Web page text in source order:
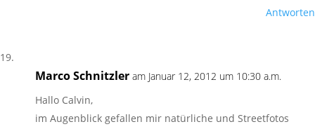
Antworten
Marco Schnitzler am Januar 12, 2012 um 10:30 a.m.
Hallo Calvin,
im Augenblick gefallen mir natürliche und Streetfotos